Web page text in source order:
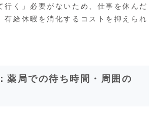
行く」必要がないため、仕事を休んだ
有給休暇を消化するコストを抑えられ
薬局での待ち時間・周囲の